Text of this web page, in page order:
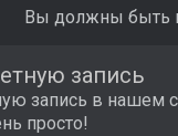
Вы должны быть
запись
запись в нашем
просто!